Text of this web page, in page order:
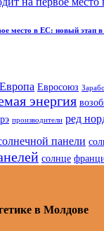
место в ЕС: новый этап в
Европа Евросоюз
энергия
производители ред
панели
солнце
в Молдове